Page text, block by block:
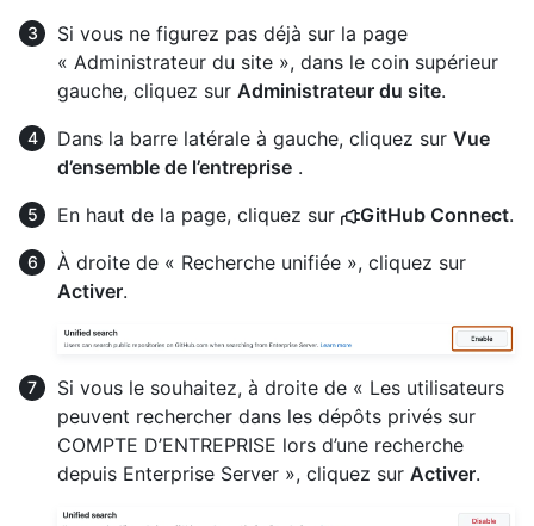
Si vous ne figurez pas déjà sur la page
« Administrateur du site », dans le coin supérieur
gauche, cliquez sur Administrateur du site.
Dans la barre latérale à gauche, cliquez sur Vue
d’ensemble de l’entreprise .
En haut de la page, cliquez sur
GitHub Connect.
À droite de « Recherche unifiée », cliquez sur
Activer.
Si vous le souhaitez, à droite de « Les utilisateurs
peuvent rechercher dans les dépôts privés sur
COMPTE D’ENTREPRISE lors d’une recherche
depuis Enterprise Server », cliquez sur Activer.